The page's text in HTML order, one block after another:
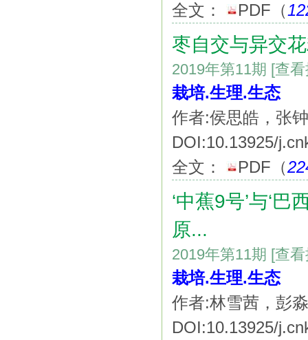
全文：
PDF （
枣自交与异交
2019年第11期 [查
栽培.生理.生态
作者:侯思皓，张
DOI:10.13925/
全文：
PDF （
‘中蕉9号’与‘
原...
2019年第11期 [查
栽培.生理.生态
作者:林雪茜，彭
DOI:10.13925/